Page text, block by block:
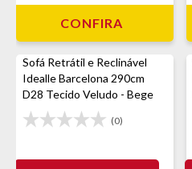
CONFIRA
Sofá Retrátil e Reclinável
Idealle Barcelona 290cm
D28 Tecido Veludo - Bege
(0)